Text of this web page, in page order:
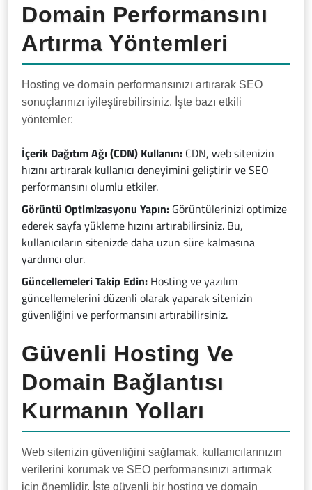
Domain Performansını
Artırma Yöntemleri
Hosting ve domain performansınızı artırarak SEO
sonuçlarınızı iyileştirebilirsiniz. İşte bazı etkili
yöntemler:
İçerik Dağıtım Ağı (CDN) Kullanın: CDN, web sitenizin
hızını artırarak kullanıcı deneyimini geliştirir ve SEO
performansını olumlu etkiler.
Görüntü Optimizasyonu Yapın: Görüntülerinizi optimize
ederek sayfa yükleme hızını artırabilirsiniz. Bu,
kullanıcıların sitenizde daha uzun süre kalmasına
yardımcı olur.
Güncellemeleri Takip Edin: Hosting ve yazılım
güncellemelerini düzenli olarak yaparak sitenizin
güvenliğini ve performansını artırabilirsiniz.
Güvenli Hosting Ve
Domain Bağlantısı
Kurmanın Yolları
Web sitenizin güvenliğini sağlamak, kullanıcılarınızın
verilerini korumak ve SEO performansınızı artırmak
için önemlidir. İşte güvenli bir hosting ve domain